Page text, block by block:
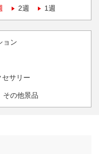
2週 1週
ョン
サリー
その他景品